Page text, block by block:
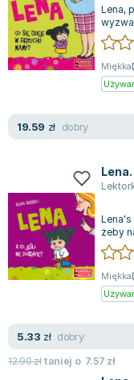
Jan Piński
Zygmunt Freud
Agata Passent
Katarzyna Miller
Lew Tołstoj
Mark Twain
Marcin Meller
Paulina Młynarska
ks. Piotr Pawlukiewicz
Jarosław Sokołowski
Piotr Semka
Jarosław
Lena,
Miękka
19.59 zł dobry
Lena's
żeby
Miękka
5.33 zł dobry
12.90złtaniej o 7.57 zł